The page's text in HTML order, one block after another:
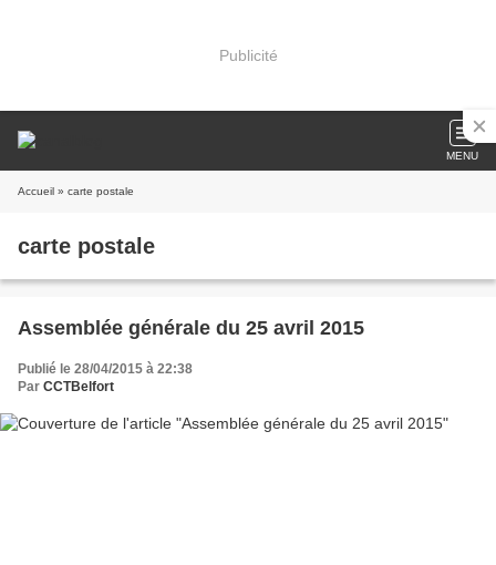
Publicité
MENU
Accueil » carte postale
carte postale
Assemblée générale du 25 avril 2015
Publié le 28/04/2015 à 22:38
Par CCTBelfort